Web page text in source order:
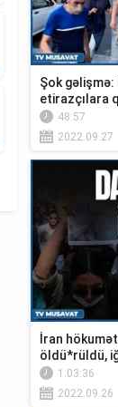
Şok
etirazçılara
48:57
2022.09.27
İran
öldü*rüldü,
1:03:36
2022.09.26